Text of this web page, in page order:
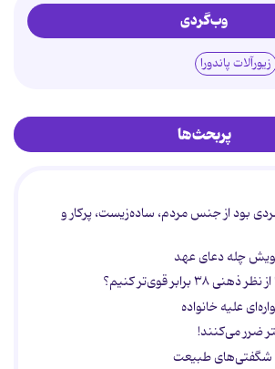
وب‌گردی
زیورآلات پاندورا
پربحث‌ها
بود از جنس مردم، ساده‌زیست، پرکار و
چله دعای عهد
برابر قوی‌تر کنیم؟
ضرر می‌کنند!
شگفتی‌های طبیعت